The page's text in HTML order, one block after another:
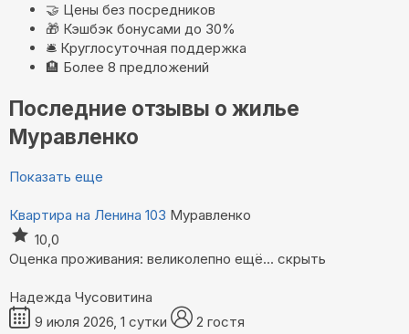
🤝 Цены без посредников
🎁 Кэшбэк бонусами до 30%
🛎️ Круглосуточная поддержка
🏨 Более 8 предложений
Последние отзывы о жилье
Муравленко
Показать еще
Квартира на Ленина 103 Муравленко
10,0
Оценка проживания: великолепно ещё... скрыть
Надежда Чусовитина
9 июля 2026, 1 сутки
2 гостя